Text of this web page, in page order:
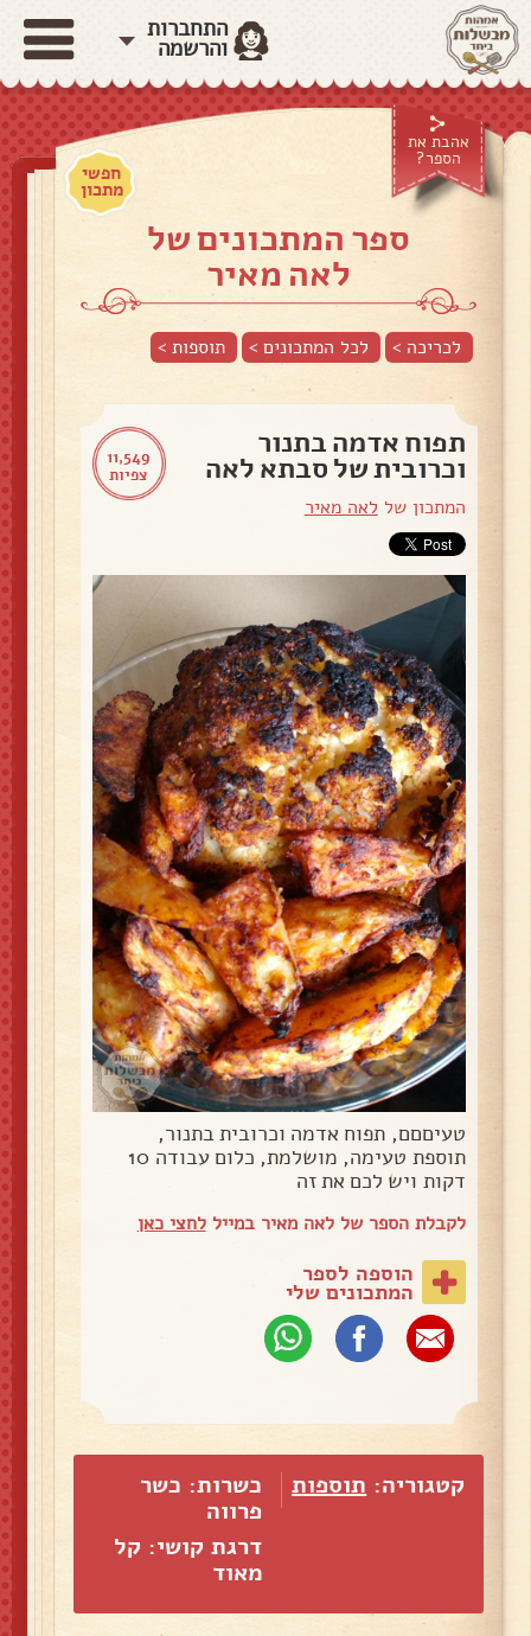
התחברות
והרשמה
אהבת את
הספר?
חפשי
מתכון
ספר המתכונים של
לאה מאיר
לכריכה > לכל המתכונים > תוספות>
11,549
צפיות
תפוח אדמה בתנור
וכרובית של סבתא לאה
המתכון של לאה מאיר
טעיםםם, תפוח אדמה וכרובית בתנור,
תוספת טעימה, מושלמת, כלום עבודה 10
דקות ויש לכם את זה
לקבלת הספר של לאה מאיר במייללחצי כאן
הוספה לספר
המתכונים שלי
קטגוריה: תוספות
כשרות: כשר
פרווה
דרגת קושי: קל
מאוד